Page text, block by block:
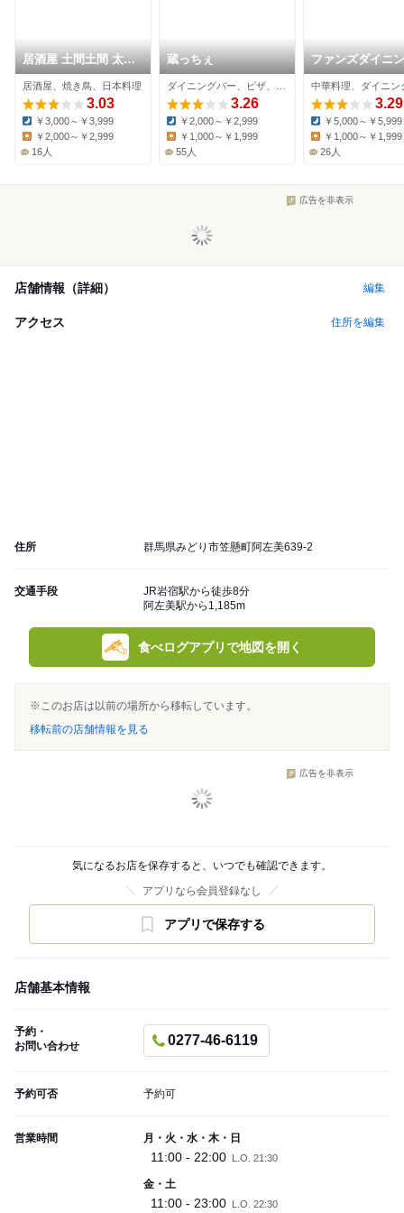
居酒屋 土間土間 太田
駅前店
居酒屋、焼き鳥、日本料理
3.03
Dinner:
￥3,000～￥3,999
Lunch:
￥2,000～￥2,999
16人
蔵っちぇ
3.26
Dinner:
￥2,000～￥2,999
Lunch:
￥1,000～￥1,999
55人
ファンズダイニ
ウォック
3.29
Dinner:
￥5,000～￥5,999
Lunch:
￥1,000～￥1,999
26人
広告を非表示
店舗情報（詳細） 編集
アクセス 住所を編集
住所 群馬県みどり市笠懸町阿左美639-2
交通手段
JR岩宿駅から徒歩8分
阿左美駅から1,185m
食べログアプリで地図を開く
※このお店は以前の場所から移転しています。
移転前の店舗情報を見る
広告を非表示
気になるお店を保存すると、いつでも確認できます。
アプリなら会員登録なし
アプリで保存する
店舗基本情報
予約・
お問い合わせ
0277-46-6119
予約可否 予約可
営業時間 月・火・水・木・日
11:00 - 22:00 L.O. 21:30
金・土
11:00 - 23:00 L.O. 22:30